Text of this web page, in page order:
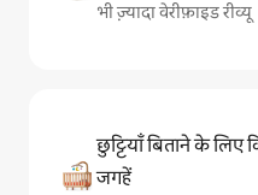
भी ज़्यादा वेरीफ़ाइड रीव्यू
छुट्टियाँ बिताने के
जगहें